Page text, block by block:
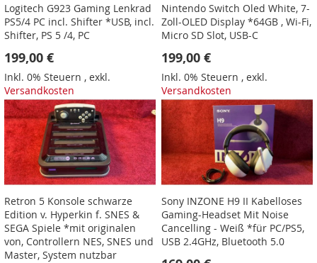
Logitech G923 Gaming Lenkrad
PS5/4 PC incl. Shifter *USB, incl.
Shifter, PS 5 /4, PC
199,00 €
Inkl. 0% Steuern , exkl.
Versandkosten
Nintendo Switch Oled White, 7-
Zoll-OLED Display *64GB , Wi-Fi,
Micro SD Slot, USB-C
199,00 €
Inkl. 0% Steuern ,exkl.
Versandkosten
Retron 5 Konsole schwarze
Edition v. Hyperkin f. SNES &
SEGA Spiele *mit originalen
von, Controllern NES, SNES und
Master, System nutzbar
Sony INZONE H9 II Kabelloses
Gaming-Headset Mit Noise
Cancelling - Weiß *für PC/PS5,
USB 2.4GHz, Bluetooth 5.0